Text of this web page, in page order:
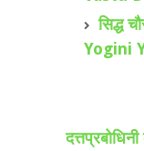
सिद्ध
Yogini